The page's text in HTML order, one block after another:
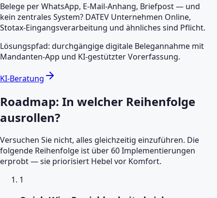
Belege per WhatsApp, E-Mail-Anhang, Briefpost — und
kein zentrales System? DATEV Unternehmen Online,
Stotax-Eingangsverarbeitung und ähnliches sind Pflicht.
Lösungspfad: durchgängige digitale Belegannahme mit
Mandanten-App und KI-gestützter Vorerfassung.
KI-Beratung
Roadmap: In welcher Reihenfolge
ausrollen?
Versuchen Sie nicht, alles gleichzeitig einzuführen. Die
folgende Reihenfolge ist über 60 Implementierungen
erprobt — sie priorisiert Hebel vor Komfort.
1